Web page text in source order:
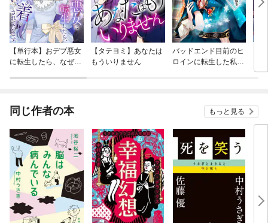
【単行本】おデブ悪女
に転生したら、なぜか
【タテヨミ】あなたは
もういりません
バッドエンド目前のヒ
ロインに転生した私、
同じ作者の本 もっと見る